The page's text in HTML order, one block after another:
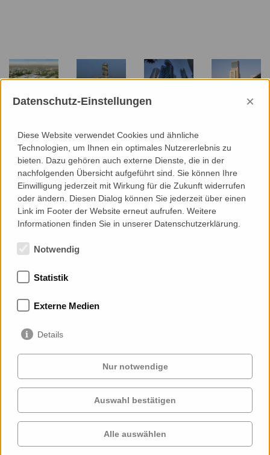
Sheikh
Medical
City
Al Ain
Skygate
World Trade
Zoofenster
Mitgliedschaften
Services
Cases
Auftraggeber
Projekte
Profil
Kontakt
Datenschutz-Einstellungen ×
Diese Website verwendet Cookies und ähnliche
Technologien, um Ihnen ein optimales Nutzererlebnis zu
bieten. Dazu gehören auch externe Dienste, die in der
nachfolgenden Übersicht aufgeführt sind. Sie können Ihre
Einwilligung jederzeit mit Wirkung für die Zukunft widerrufen
oder ändern. Diesen Dialog können Sie jederzeit über einen
Link im Footer der Website erneut aufrufen. Weitere
Informationen finden Sie in unserer Datenschutzerklärung.
Notwendig
Statistik
Externe Medien
Details
Nur notwendige
Auswahl bestätigen
Alle auswählen